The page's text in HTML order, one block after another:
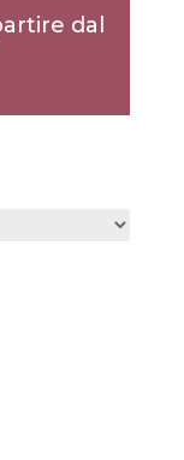
dal